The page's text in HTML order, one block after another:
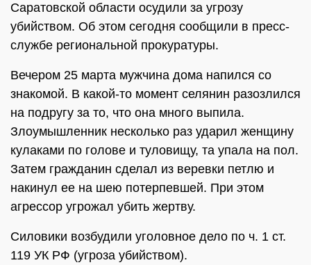
Саратовской области осудили за угрозу
убийством. Об этом сегодня сообщили в пресс-
службе региональной прокуратуры.
Вечером 25 марта мужчина дома напился со
знакомой. В какой-то момент селянин разозлился
на подругу за то, что она много выпила.
Злоумышленник несколько раз ударил женщину
кулаками по голове и туловищу, та упала на пол.
Затем гражданин сделал из веревки петлю и
накинул ее на шею потерпевшей. При этом
агрессор угрожал убить жертву.
Силовики возбудили уголовное дело по ч. 1 ст.
119 УК РФ (угроза убийством).